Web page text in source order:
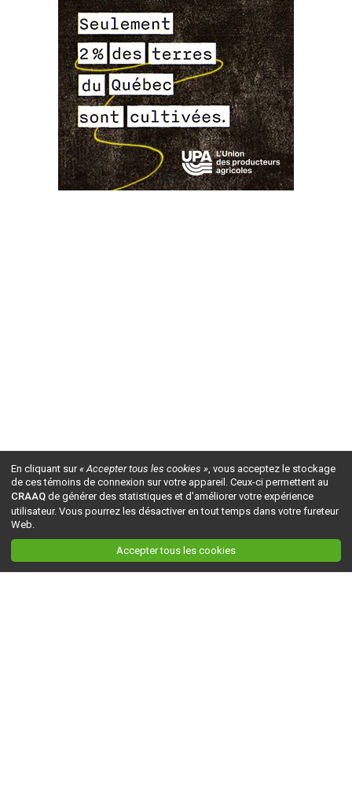
En cliquant sur« Accepter tous les cookies », vous acceptez le stockage
de ces témoins de connexion sur votre appareil. Ceux-ci permettent au
CRAAQ de générer des statistiques et d'améliorer votre expérience
utilisateur. Vous pourrez les désactiver en tout temps dans votre fureteur
Web.
Accepter tous les cookies